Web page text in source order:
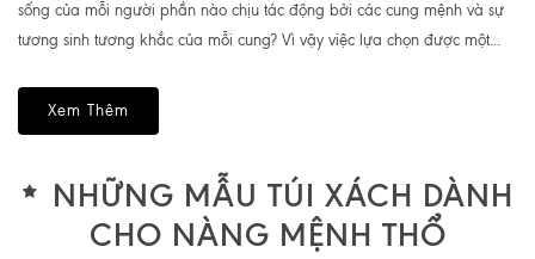
sống của mỗi người phần nào chịu tác động bởi các cung mệnh và sự
tương sinh tương khắc của mỗi cung? Vì vậy việc lựa chọn được một...
Xem Thêm
NHỮNG MẪU TÚI XÁCH DÀNH
CHO NÀNG MỆNH THỔ